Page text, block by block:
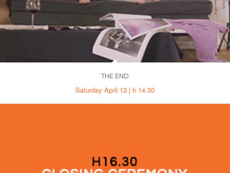
THE END
Saturday April 13 | h 14.30